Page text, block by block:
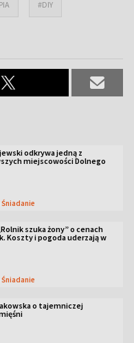
#DIY
odkrywa jedną z
miejscowości Dolnego
Śniadanie
szuka żony” o cenach
Koszty i pogoda uderzają w
Śniadanie
o tajemniczej